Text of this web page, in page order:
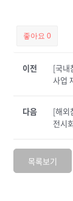
좋아요0
이전
[국내
사업
[해외
전시
다음
목록보기